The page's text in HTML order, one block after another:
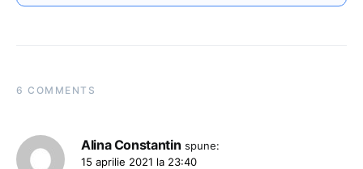
6 COMMENTS
Alina Constantin spune:
15 aprilie 2021 la 23:40